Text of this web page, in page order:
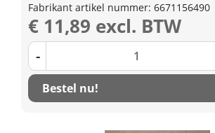
Fabrikant artikel nummer: 6671156490
€ 11,89 excl. BTW
-
Bestel nu!